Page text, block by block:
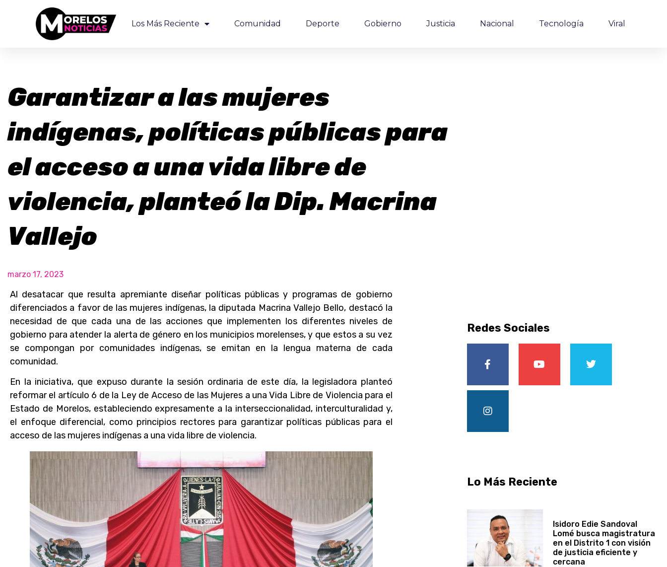
Los Más Reciente Comunidad Deporte Gobierno Justicia Nacional Tecnología Viral
Garantizar a las mujeres
indígenas, políticas públicas para
el acceso a una vida libre de
violencia, planteó la Dip. Macrina
Vallejo
marzo 17, 2023
Al desatacar que resulta apremiante diseñar políticas públicas y programas de gobierno
diferenciados a favor de las mujeres indígenas, la diputada Macrina Vallejo Bello, destacó la
necesidad de que cada una de las acciones que implementen los diferentes niveles de
gobierno para atender la alerta de género en los municipios morelenses, y que estos a su vez
se compongan por comunidades indígenas, se emitan en la lengua materna de cada
comunidad.
En la iniciativa, que expuso durante la sesión ordinaria de este día, la legisladora planteó
reformar el artículo 6 de la Ley de Acceso de las Mujeres a una Vida Libre de Violencia para el
Estado de Morelos, estableciendo expresamente a la interseccionalidad, interculturalidad y,
el enfoque diferencial, como principios rectores para garantizar políticas públicas para el
acceso de las mujeres indígenas a una vida libre de violencia.
Redes Sociales
Lo Más Reciente
Isidoro Edie Sandoval
Lomé busca magistratura
en el Distrito 1 con visión
de justicia eficiente y
cercana